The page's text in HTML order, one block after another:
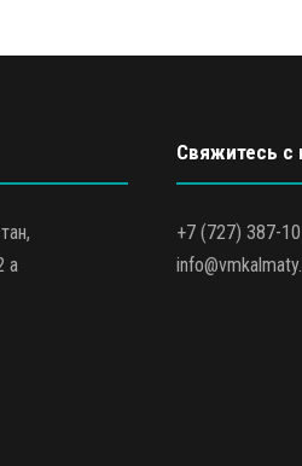
а
Свяжитесь с
+7 (727) 387-